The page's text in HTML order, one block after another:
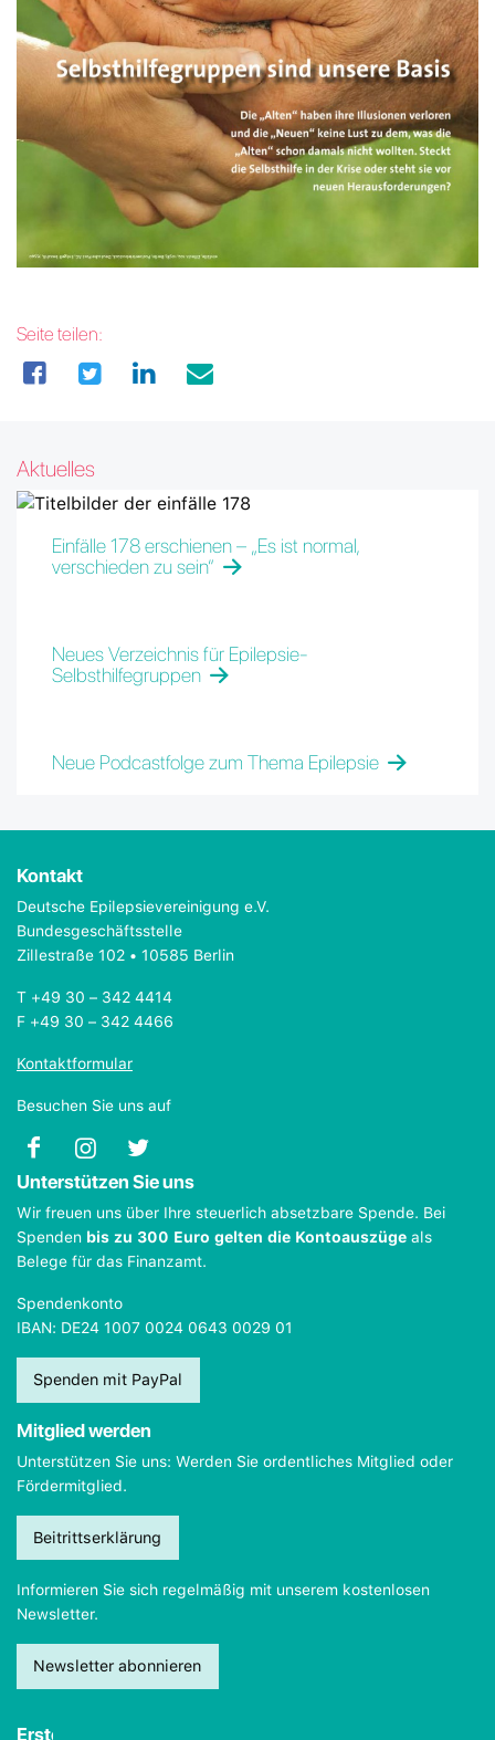
Seite teilen:
Aktuelles
Einfälle 178 erschienen – „Es ist normal,
verschieden zu sein“
Neues Verzeichnis für Epilepsie-
Selbsthilfegruppen
Neue Podcastfolge zum Thema Epilepsie
Kontakt
Deutsche Epilepsievereinigung e.V.
Bundesgeschäftsstelle
Zillestraße 102 • 10585 Berlin
T +49 30 – 342 4414
F +49 30 – 342 4466
Kontaktformular
Besuchen Sie uns auf
Unterstützen Sie uns
Wir freuen uns über Ihre steuerlich absetzbare Spende. Bei
Spenden bis zu 300 Euro gelten die Kontoauszüge als
Belege für das Finanzamt.
Spendenkonto
IBAN: DE24 1007 0024 0643 0029 01
Spenden mit PayPal
Mitglied werden
Unterstützen Sie uns: Werden Sie ordentliches Mitglied oder
Fördermitglied.
Beitrittserklärung
Informieren Sie sich regelmäßig mit unserem kostenlosen
Newsletter.
Newsletter abonnieren
Erste Hilfe